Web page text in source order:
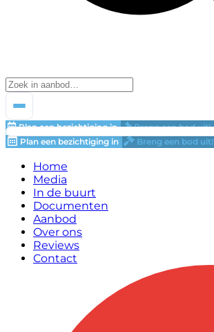
Plan een bezichtiging in Breng een bod uit!
Plan een bezichtiging in
Breng een bod uit!
Home
Media
In de buurt
Documenten
Aanbod
Over ons
Reviews
Contact